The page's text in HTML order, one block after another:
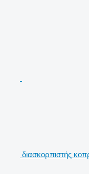
διασκορπιστής